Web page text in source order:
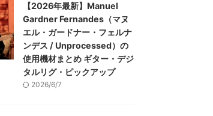
【2026年最新】Manuel
Gardner Fernandes（マヌ
エル・ガードナー・フェルナ
ンデス / Unprocessed）の
使用機材まとめ ギター・デジ
タルリグ・ピックアップ
2026/6/7